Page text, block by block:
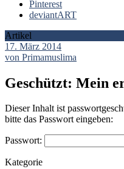
Pinterest
deviantART
Artikel
17. März 2014
von Primamuslima
Geschützt: Mein
Dieser Inhalt ist
bitte das Passwort eingeben:
Passwort:
Kategorie